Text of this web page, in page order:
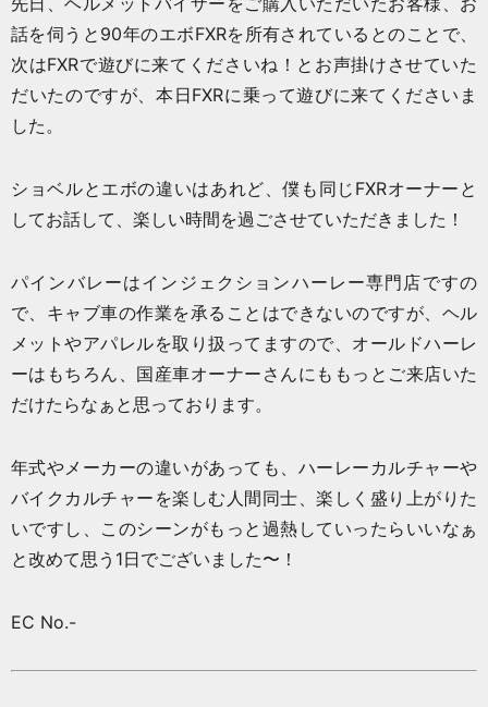
話を伺うと90年のエボFXRを所有されているとのことで、
次はFXRで遊びに来てくださいね！とお声掛けさせていた
だいたのですが、本日FXRに乗って遊びに来てくださいま
した。
ショベルとエボの違いはあれど、僕も同じFXRオーナーと
してお話して、楽しい時間を過ごさせていただきました！
パインバレーはインジェクションハーレー専門店ですの
で、キャブ車の作業を承ることはできないのですが、ヘル
メットやアパレルを取り扱ってますので、オールドハーレ
ーはもちろん、国産車オーナーさんにももっとご来店いた
だけたらなぁと思っております。
年式やメーカーの違いがあっても、ハーレーカルチャーや
バイクカルチャーを楽しむ人間同士、楽しく盛り上がりた
いですし、このシーンがもっと過熱していったらいいなぁ
と改めて思う1日でございました〜！
EC No.-